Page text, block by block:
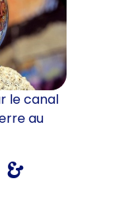
le canal
au
&